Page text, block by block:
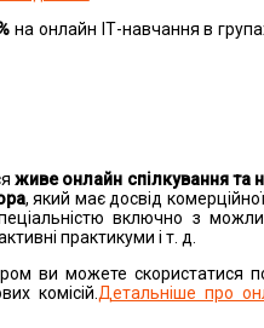
на онлайн ІТ-навчання в
живе онлайн спілкування та
, який має досвід
включно з
практикуми і т. д.
ви можете скористатися
комісій. Детальніше про